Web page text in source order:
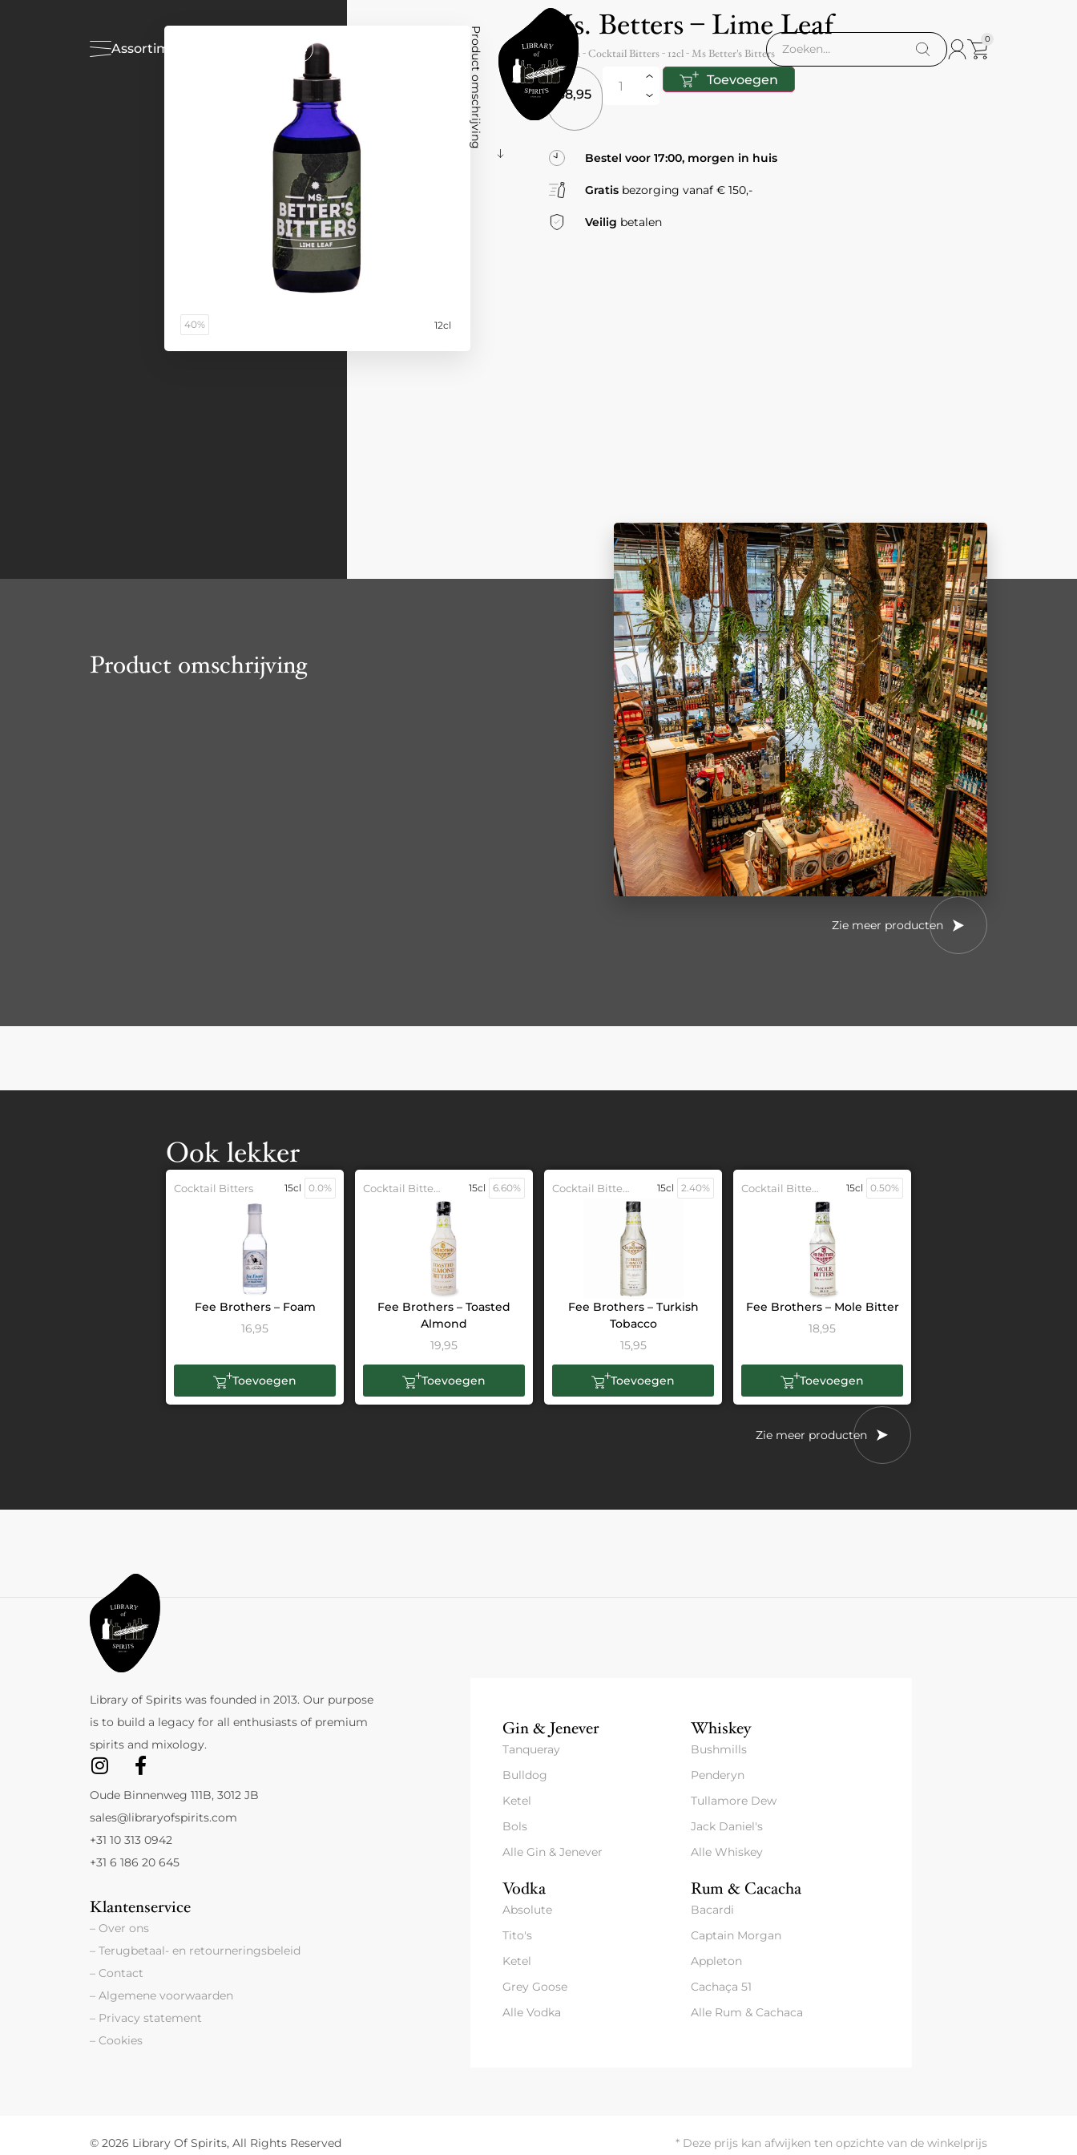
Assortiment
0
40% 12cl
Product omschrijving
Ms. Betters – Lime Leaf
Canada- Cocktail Bitters - 12cl-Ms Better's Bitters
38,95
Toevoegen
Bestel voor 17:00, morgen in huis
Gratis bezorging vanaf € 150,-
Veilig betalen
Product omschrijving
Zie meer producten
Ook lekker
Cocktail Bitters 15cl 0.0%
Fee Brothers – Foam
16,95
Toevoegen
Cocktail Bitters 15cl 6.60%
Fee Brothers – Toasted
Almond
19,95
Toevoegen
Cocktail Bitters 15cl 2.40%
Fee Brothers – Turkish
Tobacco
15,95
Toevoegen
Cocktail Bitters 15cl 0.50%
Fee Brothers – Mole Bitter
18,95
Toevoegen
Zie meer producten
Library of Spirits was founded in 2013. Our purpose
is to build a legacy for all enthusiasts of premium
spirits and mixology.
Oude Binnenweg 111B, 3012 JB
sales@libraryofspirits.com
+31 10 313 0942
+31 6 186 20 645
Klantenservice
– Over ons
– Terugbetaal- en retourneringsbeleid
– Contact
– Algemene voorwaarden
– Privacy statement
– Cookies
Gin & Jenever
Tanqueray
Bulldog
Ketel
Bols
Alle Gin & Jenever
Whiskey
Bushmills
Penderyn
Tullamore Dew
Jack Daniel's
Alle Whiskey
Vodka
Absolute
Tito's
Ketel
Grey Goose
Alle Vodka
Rum & Cacacha
Bacardi
Captain Morgan
Appleton
Cachaça 51
Alle Rum & Cachaca
© 2026 Library Of Spirits, All Rights Reserved * Deze prijs kan afwijken ten opzichte van de winkelprijs